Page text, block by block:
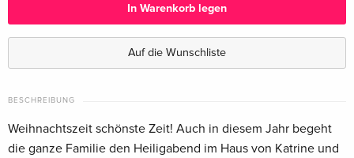
In Warenkorb legen
Auf die Wunschliste
BESCHREIBUNG
Weihnachtszeit schönste Zeit! Auch in diesem Jahr begeht
die ganze Familie den Heiligabend im Haus von Katrine und